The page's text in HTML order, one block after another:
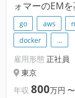
ォマーのEMを
go aws
docker
…
雇用形態 正社員
東京
年収 800万円 〜